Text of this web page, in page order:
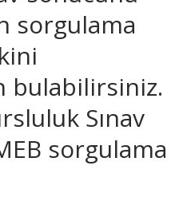
sorgulama
bulabilirsiniz.
Sınav
sorgulama